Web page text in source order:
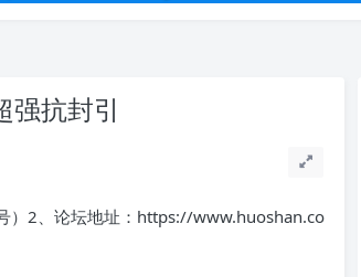
强抗封引
）2、论坛地址：https://www.huoshan.co